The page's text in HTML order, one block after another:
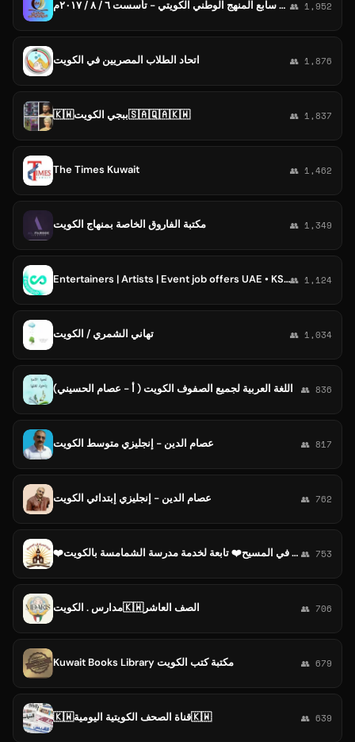
رياضيات سابع المنهج الوطني الكويتي - تأسست ٦ / ٨ / ٢٠١٧م 👥 1,952
اتحاد الطلاب المصريين في الكويت 👥 1,876
🇰🇼ببجي الكويت🇸🇦🇶🇦🇰🇼 👥 1,837
The Times Kuwait 👥 1,462
مكتبة الفاروق الخاصة بمنهاج الكويت 👥 1,349
Entertainers | Artists | Event job offers UAE • KSA • Qatar • Bahrain • Kuwait • Oman | Ивенты ОАЭ•КСА•Катар•Бахрейн•Кувейт•Оман👥 1,124
تهاني الشمري / الكويت 👥 1,034
اللغة العربية لجميع الصفوف الكويت ( أ - عصام الحسيني) 👥 836
عصام الدين - إنجليزي متوسط الكويت 👥 817
عصام الدين - إنجليزي إبتدائي الكويت 👥 762
❤️قناة الحياة في المسيح❤️ تابعة لخدمة مدرسة الشمامسة بالكويت 👥 753
مدارس . الكويت🇰🇼الصف العاشر 👥 706
Kuwait Books Library مكتبة كتب الكويت 👥 679
🇰🇼قناة الصحف الكويتية اليومية🇰🇼 👥 639